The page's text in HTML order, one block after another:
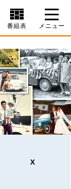
番組表 メニュー
X